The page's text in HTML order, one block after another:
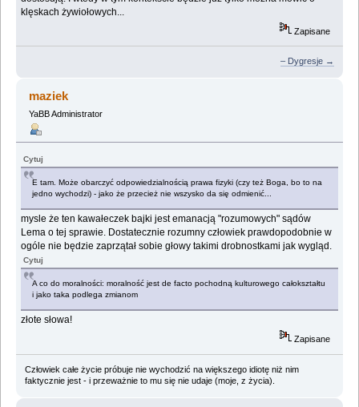
klęskach żywiołowych...
Zapisane
– Dygresje →
maziek
YaBB Administrator
Cytuj
E tam. Może obarczyć odpowiedzialnością prawa fizyki (czy też Boga, bo to na
jedno wychodzi) - jako że przecież nie wszysko da się odmienić...
mysle że ten kawałeczek bajki jest emanacją "rozumowych" sądów
Lema o tej sprawie. Dostatecznie rozumny człowiek prawdopodobnie w
ogóle nie będzie zaprzątał sobie głowy takimi drobnostkami jak wygląd.
Cytuj
A co do moralności: moralność jest de facto pochodną kulturowego całokształtu
i jako taka podlega zmianom
złote słowa!
Zapisane
Człowiek całe życie próbuje nie wychodzić na większego idiotę niż nim
faktycznie jest - i przeważnie to mu się nie udaje (moje, z życia).